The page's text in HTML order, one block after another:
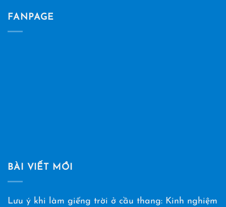
FANPAGE
BÀI VIẾT MỚI
Lưu ý khi làm giếng trời ở cầu thang: Kinh nghiệm